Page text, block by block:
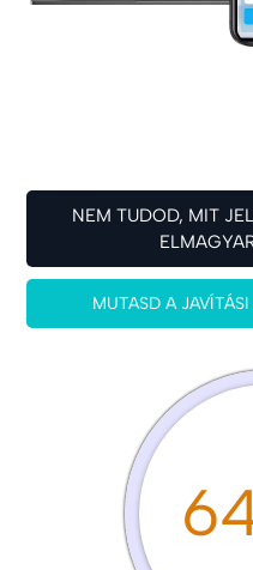
NEM TUDOD, MIT
MUTASD A